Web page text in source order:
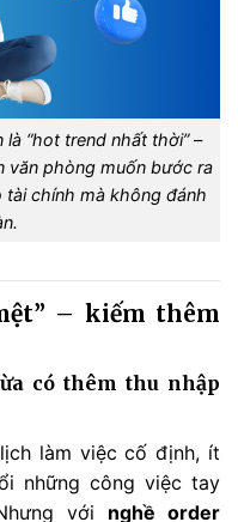
“hot trend nhất thời” –
văn phòng muốn bước ra
chính mà không đánh
– kiếm thêm
có thêm thu nhập
làm việc cố định, ít
những công việc tay
với nghề order